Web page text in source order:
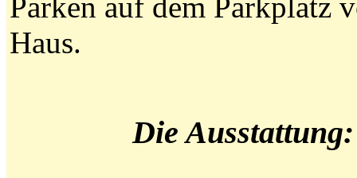
Haus.
Die Ausstattung: